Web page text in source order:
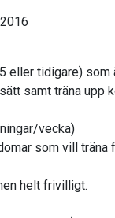
eller tidigare) som
samt träna upp
vecka)
som vill träna
helt frivilligt.